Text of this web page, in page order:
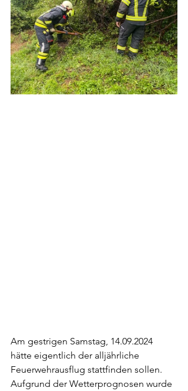
Am gestrigen Samstag, 14.09.2024
hätte eigentlich der alljährliche
Feuerwehrausflug stattfinden sollen.
Aufgrund der Wetterprognosen wurde